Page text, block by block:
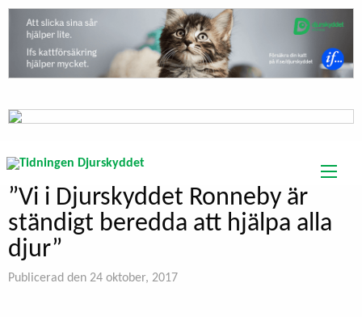
”Vi i Djurskyddet Ronneby är
ständigt beredda att hjälpa alla
djur”
Publicerad den 24 oktober, 2017